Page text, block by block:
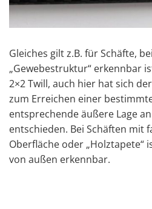
Gleiches gilt z.B. für Schäfte,
„Gewebestruktur“ erkennbar
2×2 Twill, auch hier hat sich
zum Erreichen einer
entsprechende äußere Lage
entschieden. Bei Schäften mit
Oberfläche oder „Holztapete“
von außen erkennbar.